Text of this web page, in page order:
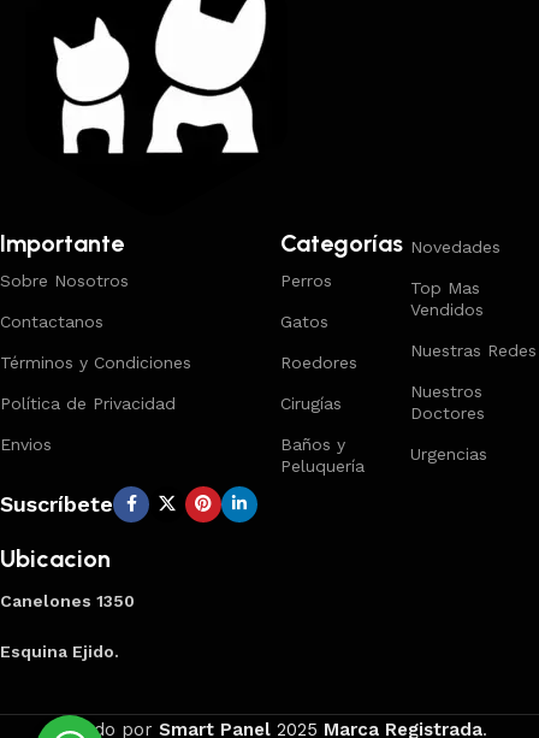
Importante
Sobre Nosotros
Contactanos
Términos y Condiciones
Política de Privacidad
Envios
Categorías
Perros
Gatos
Roedores
Cirugías
Baños y
Peluquería
Novedades
Top Mas
Vendidos
Nuestras Redes
Nuestros
Doctores
Urgencias
Suscríbete
Ubicacion
Canelones 1350
Esquina Ejido.
Creado por Smart Panel 2025 Marca Registrada.